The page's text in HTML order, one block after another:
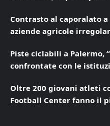
Contrasto al caporalato
aziende agricole
Piste ciclabili a Palermo,
confrontate con le
Oltre 200 giovani atleti
Football Center fanno il